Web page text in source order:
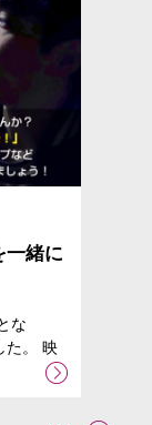
一緒に
な
た。 映